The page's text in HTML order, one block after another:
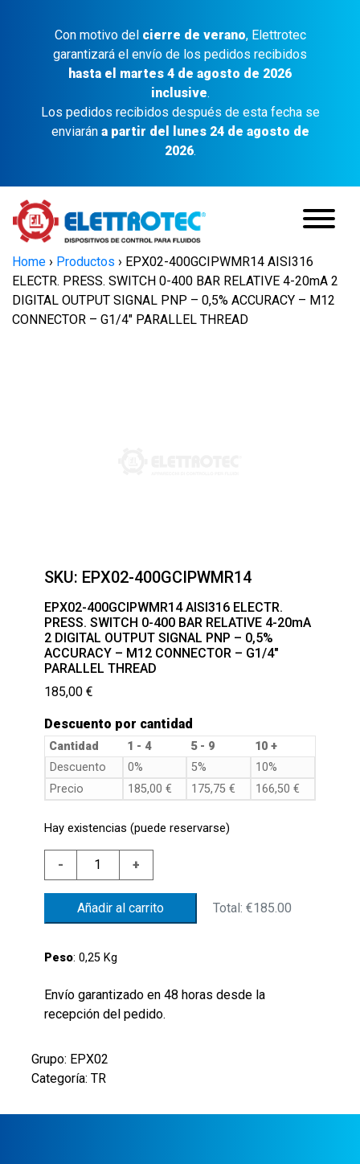
Con motivo del cierre de verano, Elettrotec
garantizará el envío de los pedidos recibidos
hasta el martes 4 de agosto de 2026
inclusive.
Los pedidos recibidos después de esta fecha se
enviarán a partir del lunes 24 de agosto de
2026.
Home › Productos › EPX02-400GCIPWMR14 AISI316
ELECTR. PRESS. SWITCH 0-400 BAR RELATIVE 4-20mA 2
DIGITAL OUTPUT SIGNAL PNP – 0,5% ACCURACY – M12
CONNECTOR – G1/4″ PARALLEL THREAD
SKU: EPX02-400GCIPWMR14
EPX02-400GCIPWMR14 AISI316 ELECTR.
PRESS. SWITCH 0-400 BAR RELATIVE 4-20mA
2 DIGITAL OUTPUT SIGNAL PNP – 0,5%
ACCURACY – M12 CONNECTOR – G1/4″
PARALLEL THREAD
185,00 €
Descuento por cantidad
Cantidad 1 - 4 5 - 9
10 +
Descuento
0% 5%
10%
Precio
185,00 € 175,75 € 166,50 €
Hay existencias (puede reservarse)
-
EPX02-
400GCIPWMR14
AISI316
ELECTR.
SWITCH
400
BAR
4-
20mA
+
Añadir al carrito Total:€185.00
Peso: 0,25 Kg
Envío garantizado en 48 horas desde la
recepción del pedido.
Grupo: EPX02
Categoría: TR